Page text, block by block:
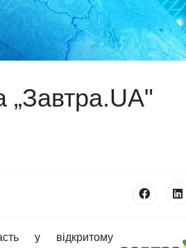
„Завтра.UA"
у відкритому